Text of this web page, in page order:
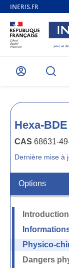
Mon
Hexa-
CAS 68631-
Dernière mise à
Options
Introduction
Physico-
Dangers